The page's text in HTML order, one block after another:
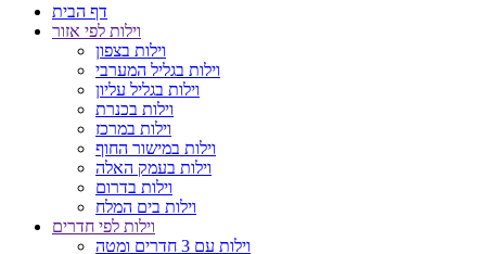
דף הבית
וילות לפי אזור
וילות בצפון
וילות בגליל המערבי
וילות בגליל עליון
וילות בכנרת
וילות במרכז
וילות במישור החוף
וילות בעמק האלה
וילות בדרום
וילות בים המלח
וילות לפי חדרים
וילות עם 3 חדרים ומטה